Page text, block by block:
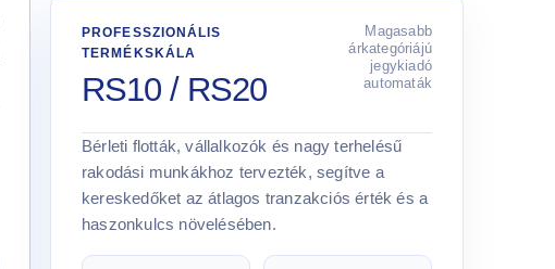
PROFESSZIONÁLIS
TERMÉKSKÁLA
RS10 / RS20
Magasabb
árkategóriájú
jegykiadó
automaták
Bérleti flották, vállalkozók és nagy terhelésű
rakodási munkákhoz tervezték, segítve a
kereskedőket az átlagos tranzakciós érték és a
haszonkulcs növelésében.